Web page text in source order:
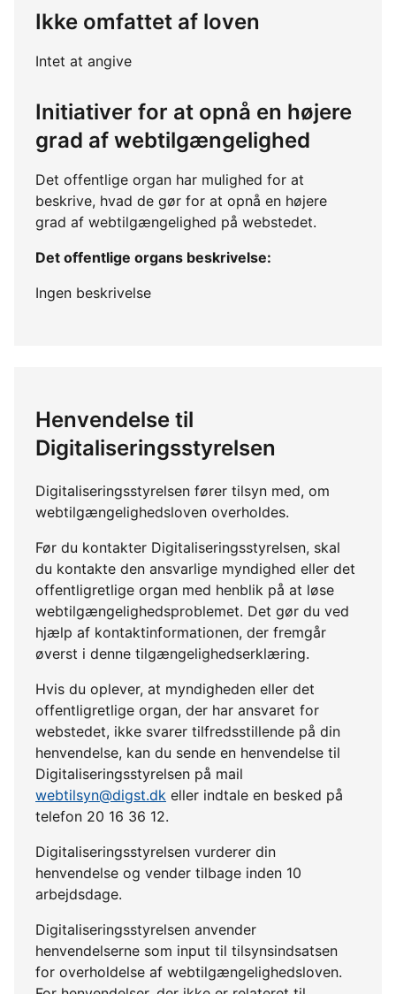
Ikke omfattet af loven
Intet at angive
Initiativer for at opnå en højere
grad af webtilgængelighed
Det offentlige organ har mulighed for at
beskrive, hvad de gør for at opnå en højere
grad af webtilgængelighed på webstedet.
Det offentlige organs beskrivelse:
Ingen beskrivelse
Henvendelse til
Digitaliseringsstyrelsen
Digitaliseringsstyrelsen fører tilsyn med, om
webtilgængelighedsloven overholdes.
Før du kontakter Digitaliseringsstyrelsen, skal
du kontakte den ansvarlige myndighed eller det
offentligretlige organ med henblik på at løse
webtilgængelighedsproblemet. Det gør du ved
hjælp af kontaktinformationen, der fremgår
øverst i denne tilgængelighedserklæring.
Hvis du oplever, at myndigheden eller det
offentligretlige organ, der har ansvaret for
webstedet, ikke svarer tilfredsstillende på din
henvendelse, kan du sende en henvendelse til
Digitaliseringsstyrelsen på mail
webtilsyn@digst.dk eller indtale en besked på
telefon 20 16 36 12.
Digitaliseringsstyrelsen vurderer din
henvendelse og vender tilbage inden 10
arbejdsdage.
Digitaliseringsstyrelsen anvender
henvendelserne som input til tilsynsindsatsen
for overholdelse af webtilgængelighedsloven.